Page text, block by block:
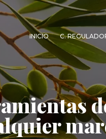
INICIO C.